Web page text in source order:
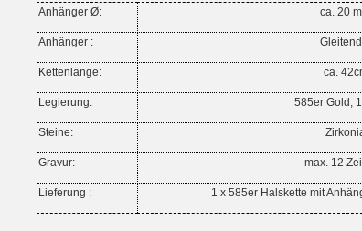
Anhänger Ø: ca. 20
Anhänger :
Kettenlänge: ca.
Legierung: 585er Gold,
Steine:
Gravur: max. 12
Lieferung : 1 x 585er Halskette mit